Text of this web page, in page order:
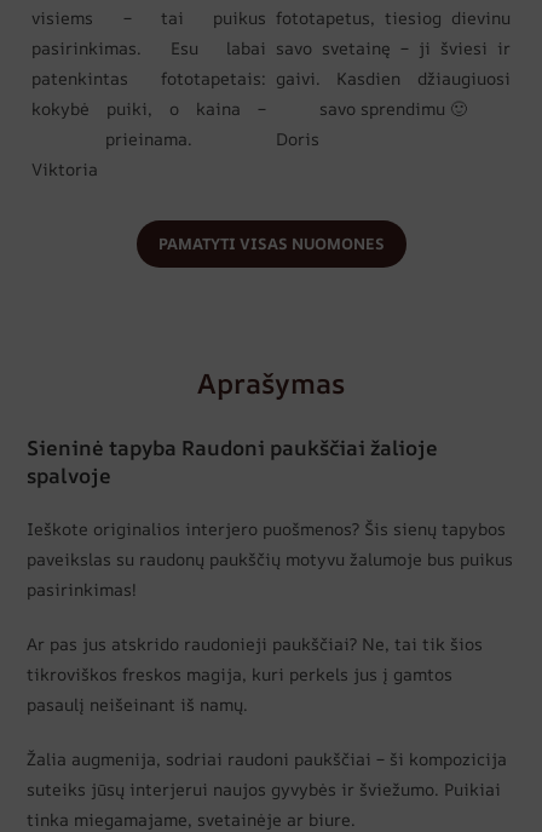
visiems – tai puikus
pasirinkimas. Esu labai
patenkintas fototapetais:
kokybė puiki, o kaina –
prieinama.
Viktoria
fototapetus, tiesiog dievinu
savo svetainę – ji šviesi ir
gaivi. Kasdien džiaugiuosi
savo sprendimu 🙂
Doris
PAMATYTI VISAS NUOMONES
Aprašymas
Sieninė tapyba Raudoni paukščiai žalioje
spalvoje
Ieškote originalios interjero puošmenos? Šis sienų tapybos
paveikslas su raudonų paukščių motyvu žalumoje bus puikus
pasirinkimas!
Ar pas jus atskrido raudonieji paukščiai? Ne, tai tik šios
tikroviškos freskos magija, kuri perkels jus į gamtos
pasaulį neišeinant iš namų.
Žalia augmenija, sodriai raudoni paukščiai – ši kompozicija
suteiks jūsų interjerui naujos gyvybės ir šviežumo. Puikiai
tinka miegamajame, svetainėje ar biure.